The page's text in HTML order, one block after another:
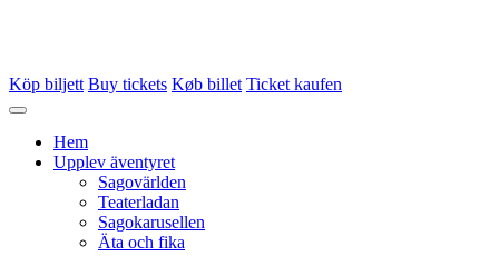
Köp biljett Buy tickets Køb billet Ticket kaufen
Hem
Upplev äventyret
Sagovärlden
Teaterladan
Sagokarusellen
Äta och fika